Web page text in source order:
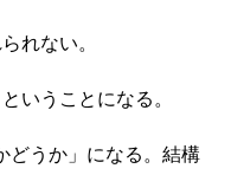
れない。
いうことになる。
どうか」になる。結構